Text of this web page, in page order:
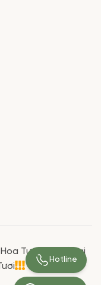
Tươi Giá Rẻ tại
Hotline